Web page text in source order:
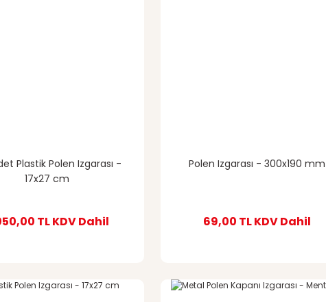
Plastik Polen Izgarası -
17x27 cm
TLKDV Dahil
Polen Izgarası - 300x190 mm
69,00 TLKDV Dahil